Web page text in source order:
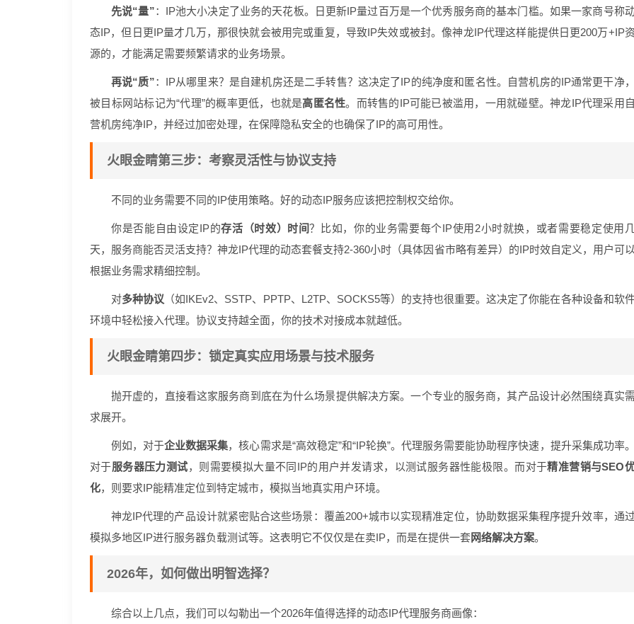
先说“量”：IP池大小决定了业务的天花板。日更新IP量过百万是一个优秀服务商的基本门槛。如果一家商号称
态IP，但日更IP量才几万，那很快就会被用完或重复，导致IP失效或被封。像神龙IP代理这样能提供日更200万+IP
源的，才能满足需要频繁请求的业务场景。
再说“质”：IP从哪里来？是自建机房还是二手转售？这决定了IP的纯净度和匿名性。自营机房的IP通常更干净
被目标网站标记为“代理”的概率更低，也就是高匿名性。而转售的IP可能已被滥用，一用就碰壁。神龙IP代理采用
营机房纯净IP，并经过加密处理，在保障隐私安全的也确保了IP的高可用性。
火眼金睛第三步：考察灵活性与协议支持
不同的业务需要不同的IP使用策略。好的动态IP服务应该把控制权交给你。
你是否能自由设定IP的存活（时效）时间？比如，你的业务需要每个IP使用2小时就换，或者需要稳定使用
天，服务商能否灵活支持？神龙IP代理的动态套餐支持2-360小时（具体因省市略有差异）的IP时效自定义，用户可
根据业务需求精细控制。
对多种协议 （如IKEv2、SSTP、PPTP、L2TP、SOCKS5等）的支持也很重要。这决定了你能在各种设备和软
环境中轻松接入代理。协议支持越全面，你的技术对接成本就越低。
火眼金睛第四步：锁定真实应用场景与技术服务
抛开虚的，直接看这家服务商到底在为什么场景提供解决方案。一个专业的服务商，其产品设计必然围绕真实
求展开。
例如，对于企业数据采集，核心需求是“高效稳定”和“IP轮换”。代理服务需要能协助程序快速，提升采集成功率
对于服务器压力测试，则需要模拟大量不同IP的用户并发请求，以测试服务器性能极限。而对于精准营销与SEO
化，则要求IP能精准定位到特定城市，模拟当地真实用户环境。
神龙IP代理的产品设计就紧密贴合这些场景：覆盖200+城市以实现精准定位，协助数据采集程序提升效率，通
模拟多地区IP进行服务器负载测试等。这表明它不仅仅是在卖IP，而是在提供一套网络解决方案。
2026年，如何做出明智选择？
综合以上几点，我们可以勾勒出一个2026年值得选择的动态IP代理服务商画像：